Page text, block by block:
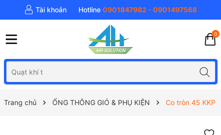
Tài khoản Hotline 0901847982 - 0901497568
0
Trang chủ ỐNG THÔNG GIÓ & PHỤ KIỆN Co tròn 45 KKP